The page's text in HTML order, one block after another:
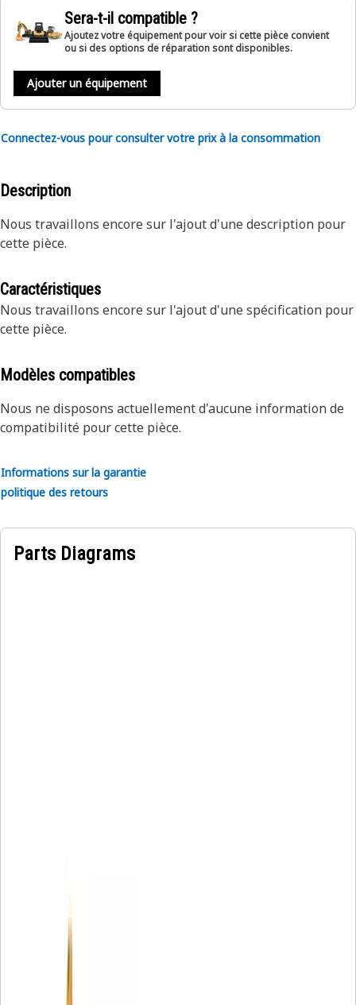
Sera-t-il compatible ?
Ajoutez votre équipement pour voir si cette pièce convient
ou si des options de réparation sont disponibles.
Ajouter un équipement
Connectez-vous pour consulter votre prix à la consommation
Description
Nous travaillons encore sur l'ajout d'une description pour
cette pièce.
Caractéristiques
Nous travaillons encore sur l'ajout d'une spécification pour
cette pièce.
Modèles compatibles
Nous ne disposons actuellement d'aucune information de
compatibilité pour cette pièce.
Informations sur la garantie
politique des retours
Parts Diagrams